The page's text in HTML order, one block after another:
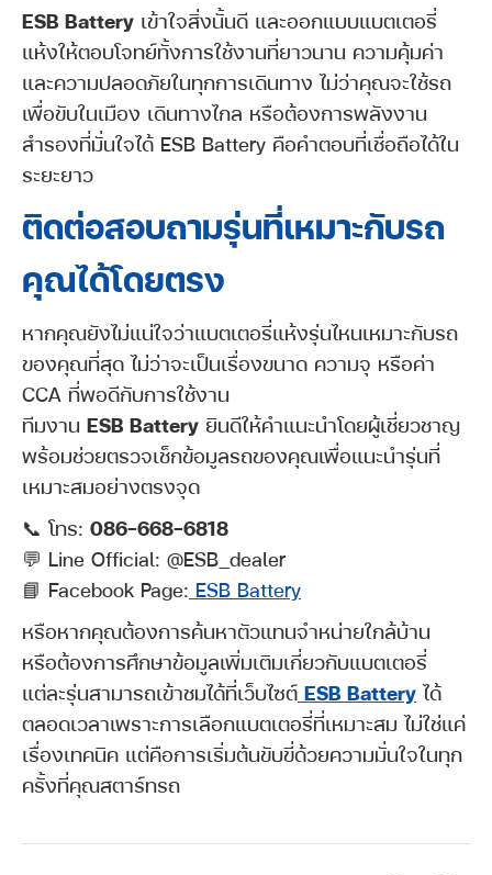
ESB Battery เข้าใจสิ่งนั้นดี และออกแบบแบตเตอรี่
แห้งให้ตอบโจทย์ทั้งการใช้งานที่ยาวนาน ความคุ้มค่า
และความปลอดภัยในทุกการเดินทาง ไม่ว่าคุณจะใช้รถ
เพื่อขับในเมือง เดินทางไกล หรือต้องการพลังงาน
สำรองที่มั่นใจได้ ESB Battery คือคำตอบที่เชื่อถือได้ใน
ระยะยาว
ติดต่อสอบถามรุ่นที่เหมาะกับรถ
คุณได้โดยตรง
หากคุณยังไม่แน่ใจว่าแบตเตอรี่แห้งรุ่นไหนเหมาะกับรถ
ของคุณที่สุด ไม่ว่าจะเป็นเรื่องขนาด ความจุ หรือค่า
CCA ที่พอดีกับการใช้งาน
ทีมงาน ESB Battery ยินดีให้คำแนะนำโดยผู้เชี่ยวชาญ
พร้อมช่วยตรวจเช็กข้อมูลรถของคุณเพื่อแนะนำรุ่นที่
เหมาะสมอย่างตรงจุด
📞 โทร: 086-668-6818
💬 Line Official: @ESB_dealer
📘 Facebook Page: ESB Battery
หรือหากคุณต้องการค้นหาตัวแทนจำหน่ายใกล้บ้าน
หรือต้องการศึกษาข้อมูลเพิ่มเติมเกี่ยวกับแบตเตอรี่
แต่ละรุ่นสามารถเข้าชมได้ที่เว็บไซต์ ESB Batteryได้
ตลอดเวลาเพราะการเลือกแบตเตอรี่ที่เหมาะสม ไม่ใช่แค่
เรื่องเทคนิค แต่คือการเริ่มต้นขับขี่ด้วยความมั่นใจในทุก
ครั้งที่คุณสตาร์ทรถ